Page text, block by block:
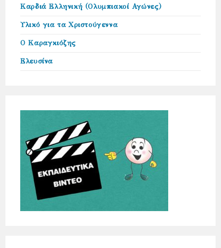
Καρδιά Ελληνική (Ολυμπιακοί Αγώνες)
Υλικό για τα Χριστούγεννα
Ο Καραγκιόζης
Ελευσίνα